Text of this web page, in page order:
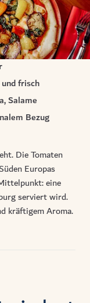
frisch
Salame
Bezug
Die Tomaten
Europas
eine
serviert wird.
kräftigem Aroma.